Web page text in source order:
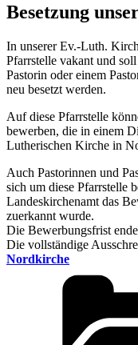
Besetzung
In unserer Ev.-Luth.
Pfarrstelle vakant und
Pastorin oder einem
neu besetzt werden.
Auf diese Pfarrstelle
bewerben, die in einem
Lutherischen Kirche in
Auch Pastorinnen und
sich um diese Pfarrstelle
Landeskirchenamt das
zuerkannt wurde.
Die Bewerbungsfrist
Die vollständige
Nordkirche